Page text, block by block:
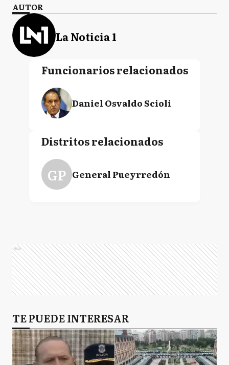
AUTOR
La Noticia 1
Funcionarios relacionados
Daniel Osvaldo Scioli
Distritos relacionados
GP General Pueyrredón
Ads
TE PUEDE INTERESAR